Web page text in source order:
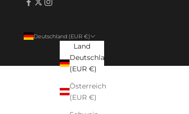
Deutschland (EUR €)
Land
Deutschland
(EUR €)
Österreich
(EUR €)